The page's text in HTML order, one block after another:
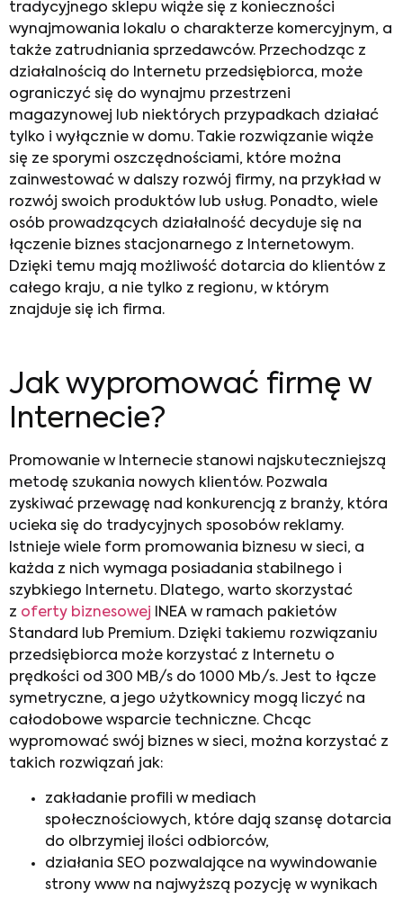
tradycyjnego sklepu wiąże się z konieczności
wynajmowania lokalu o charakterze komercyjnym, a
także zatrudniania sprzedawców. Przechodząc z
działalnością do Internetu przedsiębiorca, może
ograniczyć się do wynajmu przestrzeni
magazynowej lub niektórych przypadkach działać
tylko i wyłącznie w domu. Takie rozwiązanie wiąże
się ze sporymi oszczędnościami, które można
zainwestować w dalszy rozwój firmy, na przykład w
rozwój swoich produktów lub usług. Ponadto, wiele
osób prowadzących działalność decyduje się na
łączenie biznes stacjonarnego z Internetowym.
Dzięki temu mają możliwość dotarcia do klientów z
całego kraju, a nie tylko z regionu, w którym
znajduje się ich firma.
Jak wypromować firmę w
Internecie?
Promowanie w Internecie stanowi najskuteczniejszą
metodę szukania nowych klientów. Pozwala
zyskiwać przewagę nad konkurencją z branży, która
ucieka się do tradycyjnych sposobów reklamy.
Istnieje wiele form promowania biznesu w sieci, a
każda z nich wymaga posiadania stabilnego i
szybkiego Internetu. Dlatego, warto skorzystać
z oferty biznesowej INEA w ramach pakietów
Standard lub Premium. Dzięki takiemu rozwiązaniu
przedsiębiorca może korzystać z Internetu o
prędkości od 300 MB/s do 1000 Mb/s. Jest to łącze
symetryczne, a jego użytkownicy mogą liczyć na
całodobowe wsparcie techniczne. Chcąc
wypromować swój biznes w sieci, można korzystać z
takich rozwiązań jak:
zakładanie profili w mediach
społecznościowych, które dają szansę dotarcia
do olbrzymiej ilości odbiorców,
działania SEO pozwalające na wywindowanie
strony www na najwyższą pozycję w wynikach